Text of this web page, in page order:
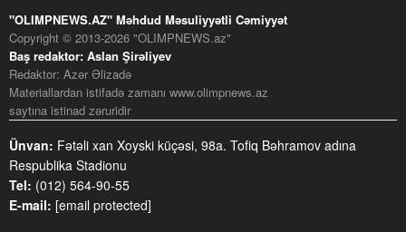
"OLIMPNEWS.AZ" Məhdud Məsuliyyətli Cəmiyyət
Copyright © 2013-2026 "OLIMPNEWS.az"
Baş redaktor: Aslan Şirəliyev
Redaktor: Azər Əlizadə
Materiallardan istifadə zamanı www.olimpnews.az
saytına istinad zəruridir
Ünvan: Fətəli xan Xoyski küçəsi, 98a. Tofiq Bəhramov adına
Respublika Stadionu
Tel: (012) 564-90-55
E-mail: [email protected]